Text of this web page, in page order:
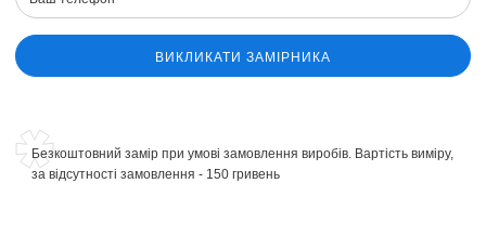
ВИКЛИКАТИ ЗАМІРНИКА
Безкоштовний замір при умові замовлення виробів. Вартість виміру,
за відсутності замовлення - 150 гривень